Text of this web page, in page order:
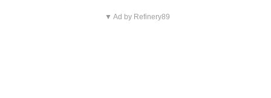
▼ Ad by Refinery89